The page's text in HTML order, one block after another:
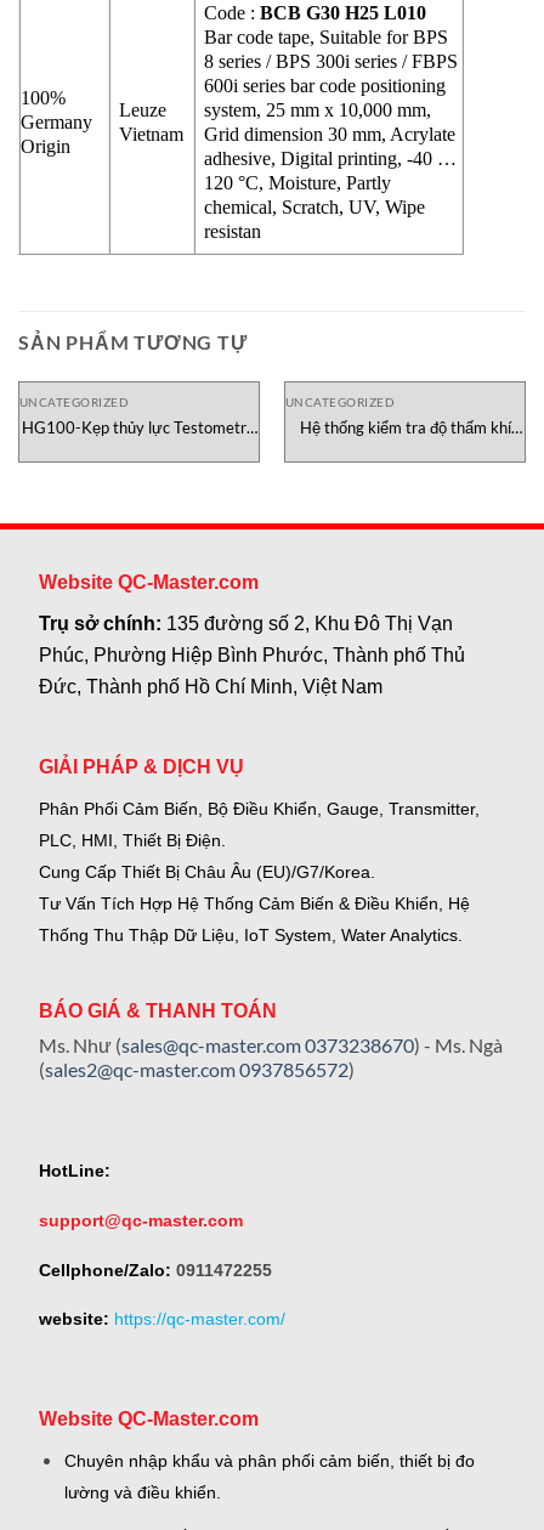
100%
Germany
Origin
Leuze
Vietnam
Code :BCB G30 H25 L010
Bar code tape, Suitable for BPS
8 series / BPS 300i series / FBPS
600i series bar code positioning
system, 25 mm x 10,000 mm,
Grid dimension 30 mm, Acrylate
adhesive, Digital printing, -40 …
120 °C, Moisture, Partly
chemical, Scratch, UV, Wipe
resistan
SẢN PHẨM TƯƠNG TỰ
UNCATEGORIZED
HG100-Kẹp thủy lực Testometric
UNCATEGORIZED
Hệ thống kiểm tra độ thấm khí
Website QC-Master.com
Trụ sở chính: 135 đường số 2, Khu Đô Thị Vạn
Phúc, Phường Hiệp Bình Phước, Thành phố Thủ
Đức, Thành phố Hồ Chí Minh, Việt Nam
GIẢI PHÁP & DỊCH VỤ
Phân Phối Cảm Biến, Bộ Điều Khiển, Gauge, Transmitter,
PLC, HMI, Thiết Bị Điện.
Cung Cấp Thiết Bị Châu Âu (EU)/G7/Korea.
Tư Vấn Tích Hợp Hệ Thống Cảm Biến & Điều Khiển, Hệ
Thống Thu Thập Dữ Liệu, IoT System, Water Analytics.
BÁO GIÁ & THANH TOÁN
Ms. Như (sales@qc-master.com0373238670) - Ms. Ngà
(sales2@qc-master.com0937856572)
HotLine:
support@qc-master.com
Cellphone/Zalo: 0911472255
website: https://qc-master.com/
Website QC-Master.com
Chuyên nhập khẩu và phân phối cảm biến, thiết bị đo
lường và điều khiển.